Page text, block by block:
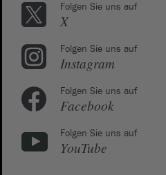
Folgen Sie uns auf
X
Folgen Sie uns auf
Instagram
Folgen Sie uns auf
Facebook
Folgen Sie uns auf
YouTube